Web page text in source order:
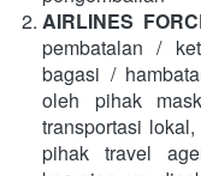
AIRLINES
pembatalan /
bagasi /
oleh pihak
transportasi
pihak travel